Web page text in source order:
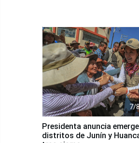
7/
Presidenta anuncia
distritos de Junín y